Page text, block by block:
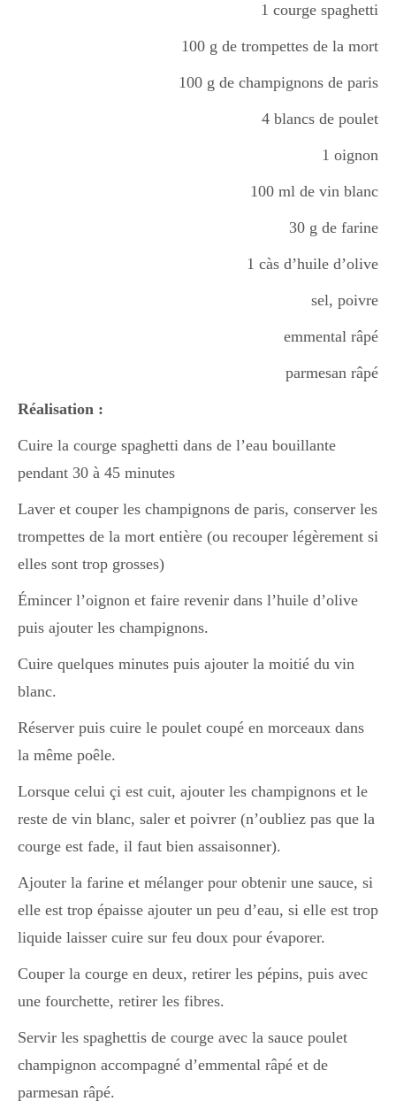
Les classiques
Mes amis en cuisine
Semaines Spéciales
cupcake
Japon
Boulette
1 courge spaghetti
100 g de trompettes de la mort
100 g de champignons de paris
4 blancs de poulet
1 oignon
100 ml de vin blanc
30 g de farine
1 càs d’huile d’olive
sel, poivre
emmental râpé
parmesan râpé
Réalisation :
Cuire la courge spaghetti dans de l’eau bouillante
pendant 30 à 45 minutes
Laver et couper les champignons de paris, conserver les
trompettes de la mort entière (ou recouper légèrement si
elles sont trop grosses)
Émincer l’oignon et faire revenir dans l’huile d’olive
puis ajouter les champignons.
Cuire quelques minutes puis ajouter la moitié du vin
blanc.
Réserver puis cuire le poulet coupé en morceaux dans
la même poêle.
Lorsque celui çi est cuit, ajouter les champignons et le
reste de vin blanc, saler et poivrer (n’oubliez pas que la
courge est fade, il faut bien assaisonner).
Ajouter la farine et mélanger pour obtenir une sauce, si
elle est trop épaisse ajouter un peu d’eau, si elle est trop
liquide laisser cuire sur feu doux pour évaporer.
Couper la courge en deux, retirer les pépins, puis avec
une fourchette, retirer les fibres.
Servir les spaghettis de courge avec la sauce poulet
champignon accompagné d’emmental râpé et de
parmesan râpé.